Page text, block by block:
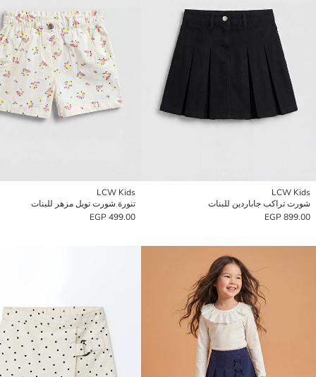
LCW Kids
شورت تراكب جاباردين للبنات
899.00 EGP
LCW Kids
تنورة شورت تويل مزهر للبنات
499.00 EGP